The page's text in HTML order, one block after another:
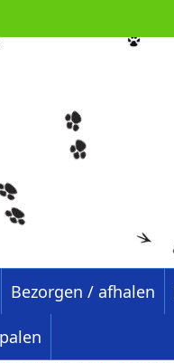
Bezorgen / afhalen